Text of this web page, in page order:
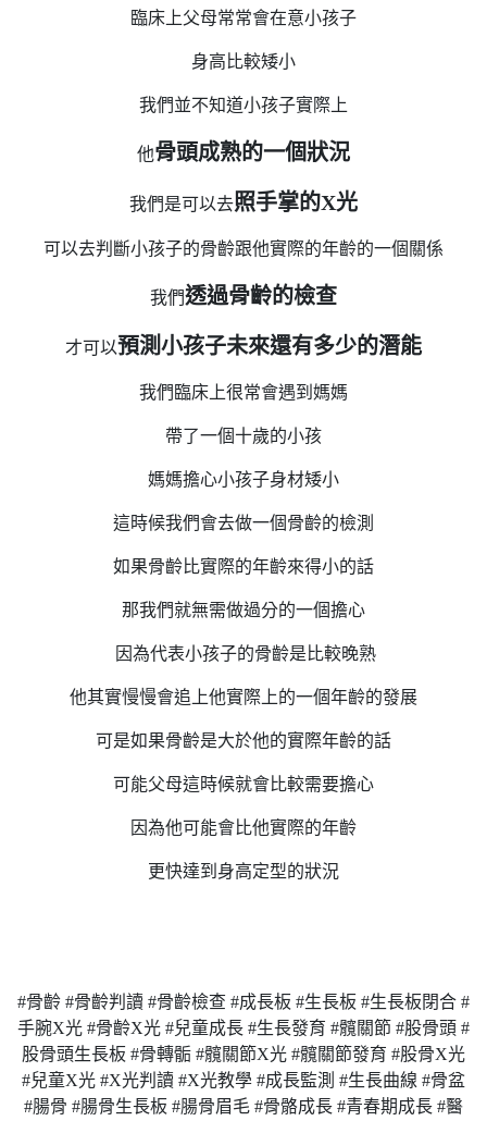
臨床上父母常常會在意小孩子
身高比較矮小
我們並不知道小孩子實際上
他骨頭成熟的一個狀況
我們是可以去照手掌的X光
可以去判斷小孩子的骨齡跟他實際的年齡的一個關係
我們透過骨齡的檢查
才可以預測小孩子未來還有多少的潛能
我們臨床上很常會遇到媽媽
帶了一個十歲的小孩
媽媽擔心小孩子身材矮小
這時候我們會去做一個骨齡的檢測
如果骨齡比實際的年齡來得小的話
那我們就無需做過分的一個擔心
因為代表小孩子的骨齡是比較晚熟
他其實慢慢會追上他實際上的一個年齡的發展
可是如果骨齡是大於他的實際年齡的話
可能父母這時候就會比較需要擔心
因為他可能會比他實際的年齡
更快達到身高定型的狀況
#骨齡 #骨齡判讀 #骨齡檢查 #成長板 #生長板 #生長板閉合 #
手腕X光 #骨齡X光 #兒童成長 #生長發育 #髖關節 #股骨頭 #
股骨頭生長板 #骨轉骺 #髖關節X光 #髖關節發育 #股骨X光
#兒童X光 #X光判讀 #X光教學 #成長監測 #生長曲線 #骨盆
#腸骨 #腸骨生長板 #腸骨眉毛 #骨骼成長 #青春期成長 #醫